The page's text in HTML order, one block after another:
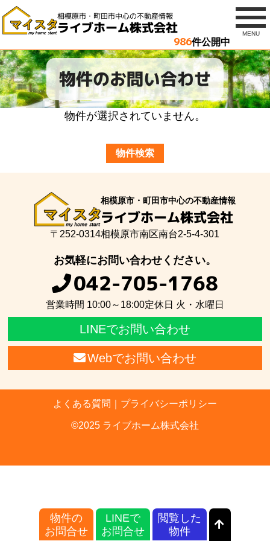
相模原市・町田市中心の不動産情報
ライブホーム株式会社
986件公開中
MENU
物件のお問い合わせ
物件が選択されていません。
物件検索
物件の
お問合せ
LINEで
お問合せ
閲覧した
物件
相模原市・町田市中心の不動産情報
ライブホーム株式会社
〒252-0314相模原市南区南台2-5-4-301
お気軽にお問い合わせください。
042-705-1768
営業時間 10:00～18:00定休日 火・水曜日
LINEでお問い合わせ
Webでお問い合わせ
よくある質問 プライバシーポリシー
©︎2025 ライブホーム株式会社